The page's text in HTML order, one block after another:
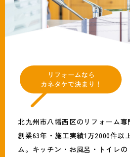
北九州市八幡西区のリフォーム専
創業63年・施工実績1万2000件以
ム。キッチン・お風呂・トイレ